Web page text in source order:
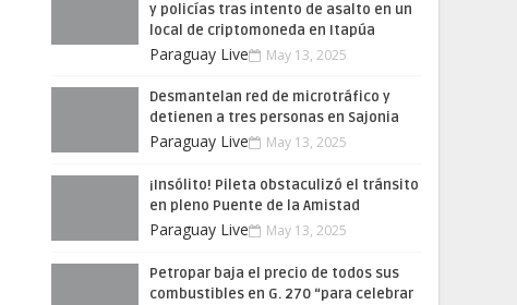
y policías tras intento de asalto en un
local de criptomoneda en Itapúa
Paraguay Live May 13, 2025
Desmantelan red de microtráfico y
detienen a tres personas en Sajonia
Paraguay Live May 13, 2025
¡Insólito! Pileta obstaculizó el tránsito
en pleno Puente de la Amistad
Paraguay Live May 13, 2025
Petropar baja el precio de todos sus
combustibles en G. 270 “para celebrar